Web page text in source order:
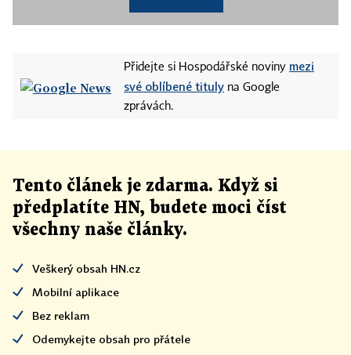
Přidejte si Hospodářské noviny mezi
své oblíbené tituly na Google
zprávách.
Tento článek je zdarma. Když si
předplatíte HN, budete moci číst
všechny naše články.
Veškerý obsah HN.cz
Mobilní aplikace
Bez reklam
Odemykejte obsah pro přátele